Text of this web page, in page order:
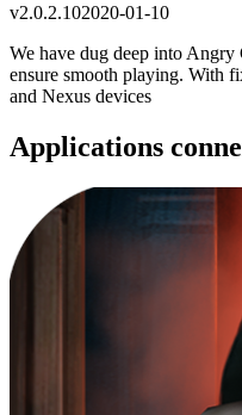
v2.0.2.102020-01-10
We have dug deep into
ensure smooth playing. With
and Nexus devices
Applications